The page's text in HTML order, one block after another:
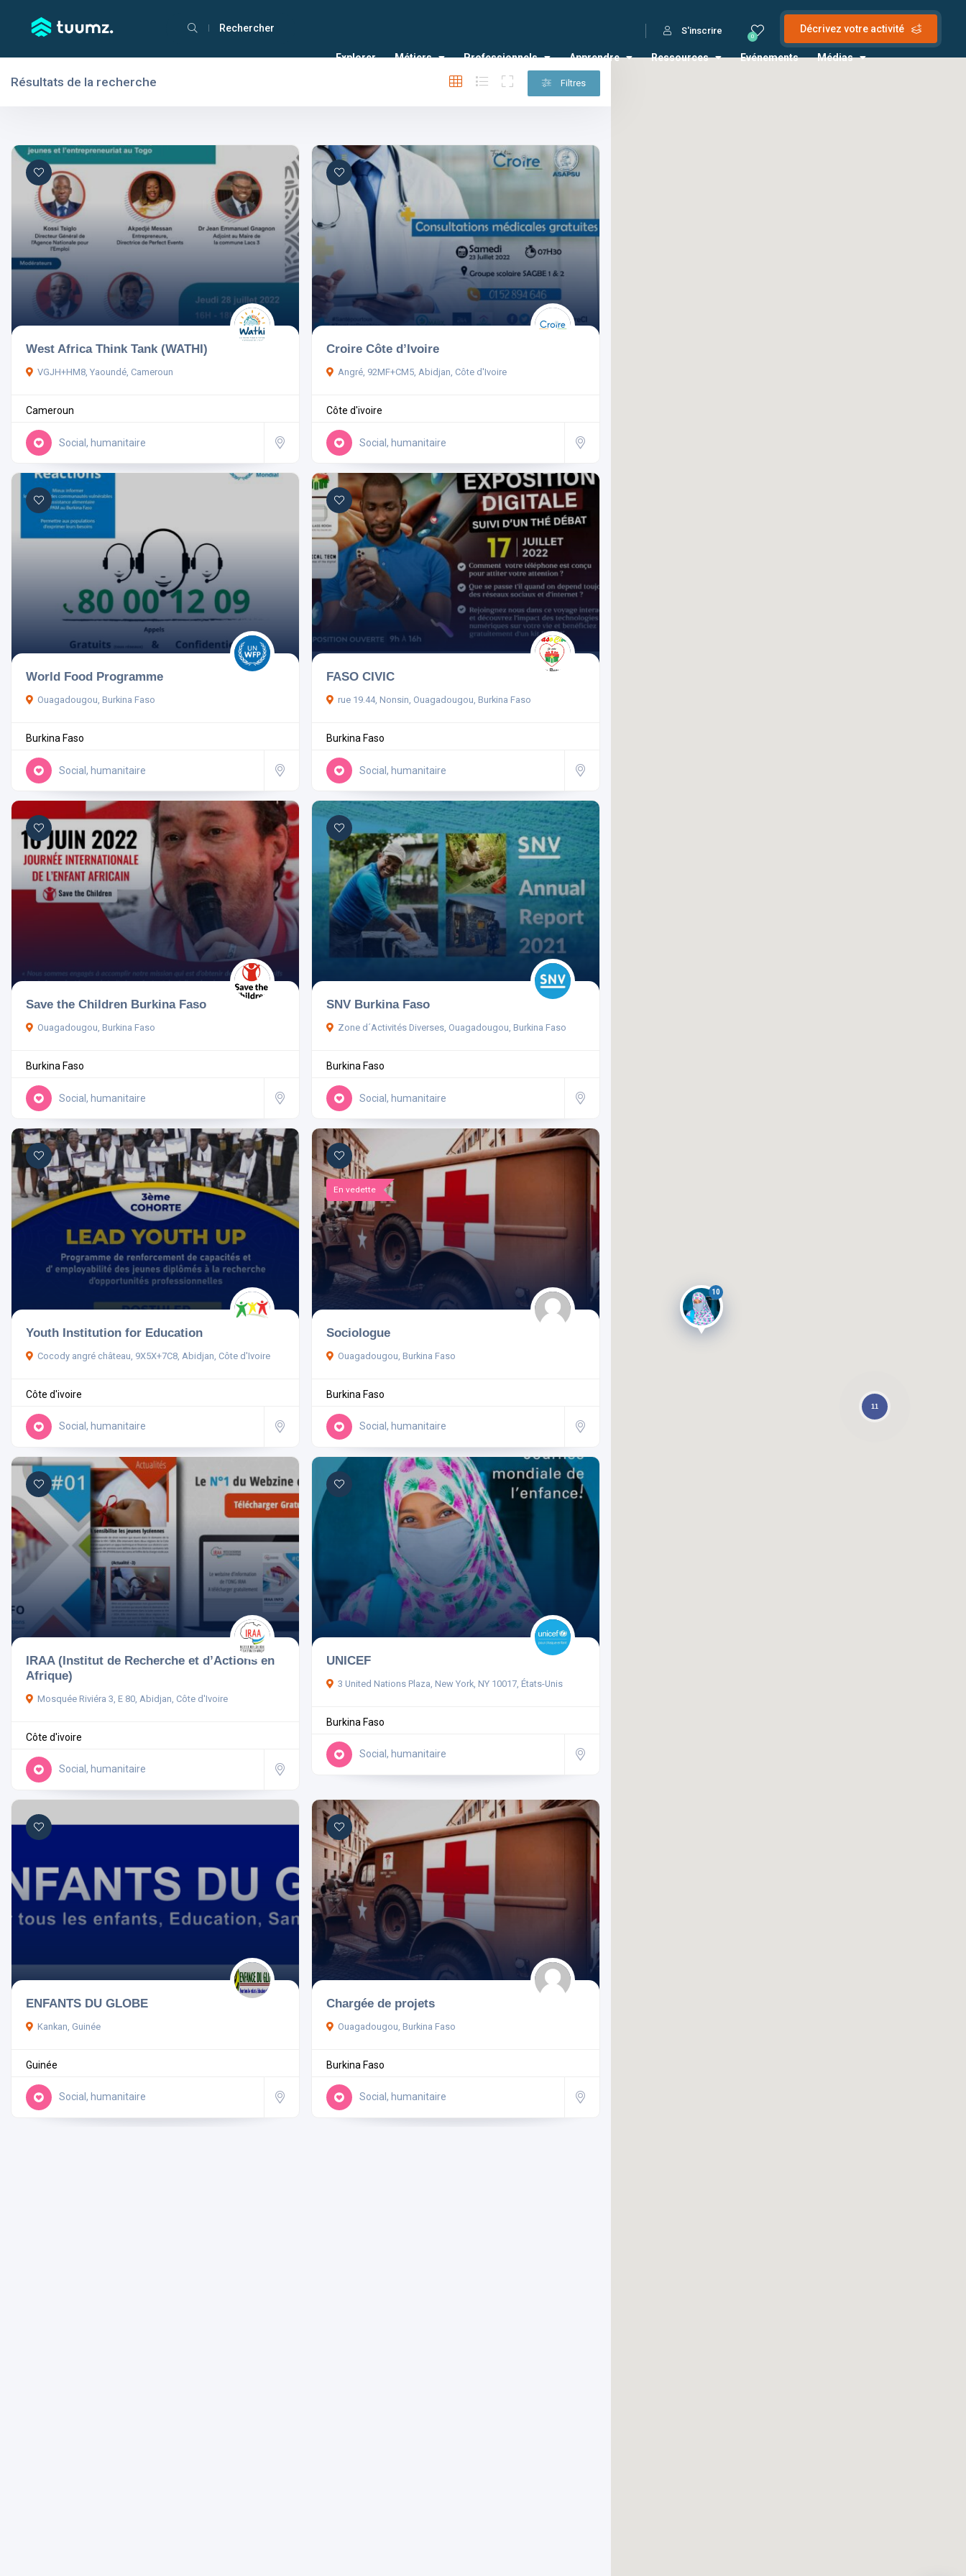
Rechercher Décrivez votre activité
0
S'inscrire
Explorer Métiers Professionnels Apprendre Ressources Evénements Médias
10
11
Social, humanitaire
Aptitudes
Centres d'intérêt
Résultats de la recherche Filtres
West Africa Think Tank (WATHI)
VGJH+HM8, Yaoundé, Cameroun
Cameroun
Social, humanitaire
Croire Côte d’Ivoire
Angré, 92MF+CM5, Abidjan, Côte d'Ivoire
Côte d'ivoire
Social, humanitaire
World Food Programme
Ouagadougou, Burkina Faso
Burkina Faso
Social, humanitaire
FASO CIVIC
rue 19.44, Nonsin, Ouagadougou, Burkina Faso
Burkina Faso
Social, humanitaire
Save the Children Burkina Faso
Ouagadougou, Burkina Faso
Burkina Faso
Social, humanitaire
SNV Burkina Faso
Zone d´Activités Diverses, Ouagadougou, Burkina Faso
Burkina Faso
Social, humanitaire
Youth Institution for Education
Cocody angré château, 9X5X+7C8, Abidjan, Côte d'Ivoire
Côte d'ivoire
Social, humanitaire
En vedette
Sociologue
Ouagadougou, Burkina Faso
Burkina Faso
Social, humanitaire
IRAA (Institut de Recherche et d’Actions en
Afrique)
Mosquée Riviéra 3, E 80, Abidjan, Côte d'Ivoire
Côte d'ivoire
Social, humanitaire
UNICEF
3 United Nations Plaza, New York, NY 10017, États-Unis
Burkina Faso
Social, humanitaire
ENFANTS DU GLOBE
Kankan, Guinée
Guinée
Social, humanitaire
Chargée de projets
Ouagadougou, Burkina Faso
Burkina Faso
Social, humanitaire